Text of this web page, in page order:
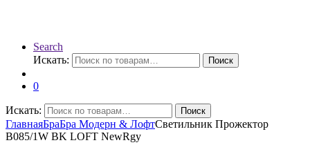
Search
Искать:
Поиск
0
Искать: Поиск
ГлавнаяБраБра Модерн & ЛофтСветильник Прожектор
B085/1W BK LOFT NewRgy